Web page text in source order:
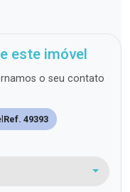
este imóvel
o seu contato
Ref. 49393